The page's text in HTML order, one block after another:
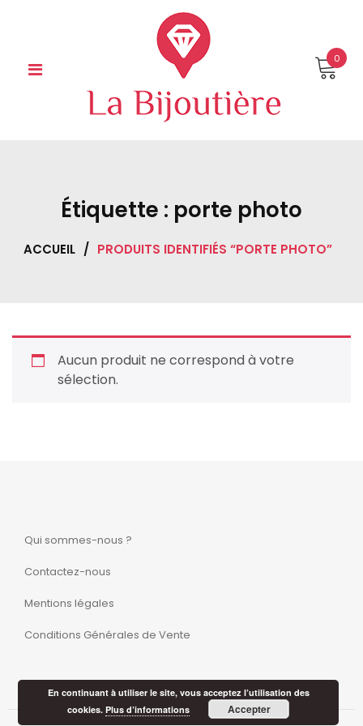
0
Étiquette : porte photo
ACCUEIL / PRODUITS IDENTIFIÉS “PORTE PHOTO”
Aucun produit ne correspond à votre
sélection.
Qui sommes-nous ?
Contactez-nous
Mentions légales
Conditions Générales de Vente
En continuant à utiliser le site, vous acceptez l’utilisation des
cookies.Plus d’informations Accepter